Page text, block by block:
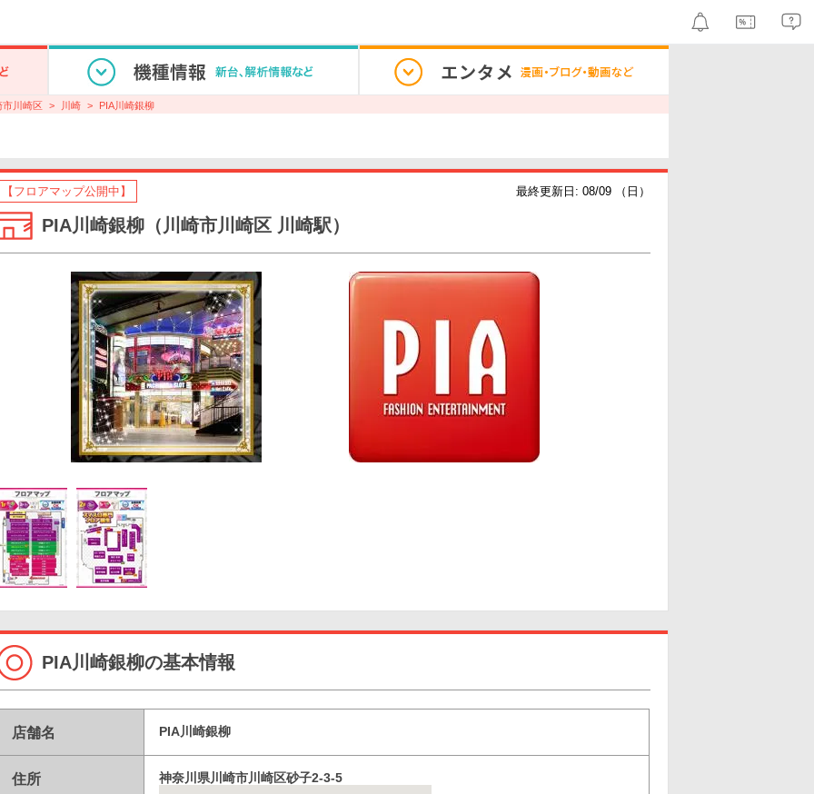
市川崎区 川崎 PIA川崎銀柳
【フロアマップ公開中】 最終更新日: 08/09 （日）
PIA川崎銀柳（川崎市川崎区 川崎駅）
PIA川崎銀柳の基本情報
店舗名 PIA川崎銀柳
住所 神奈川県川崎市川崎区砂子2-3-5